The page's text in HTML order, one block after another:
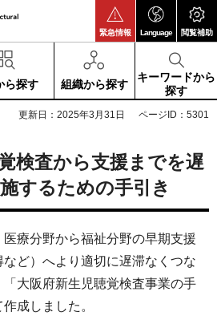
緊急情報 Language 閲覧補助
ら探す 組織から探す
キーワードから
探す
更新日：2025年3月31日 ページID：5301
検査から支援までを遅
するための手引き
療分野から福祉分野の早期支援
など）へより適切に遅滞なくつな
大阪府新生児聴覚検査事業の手
成しました。